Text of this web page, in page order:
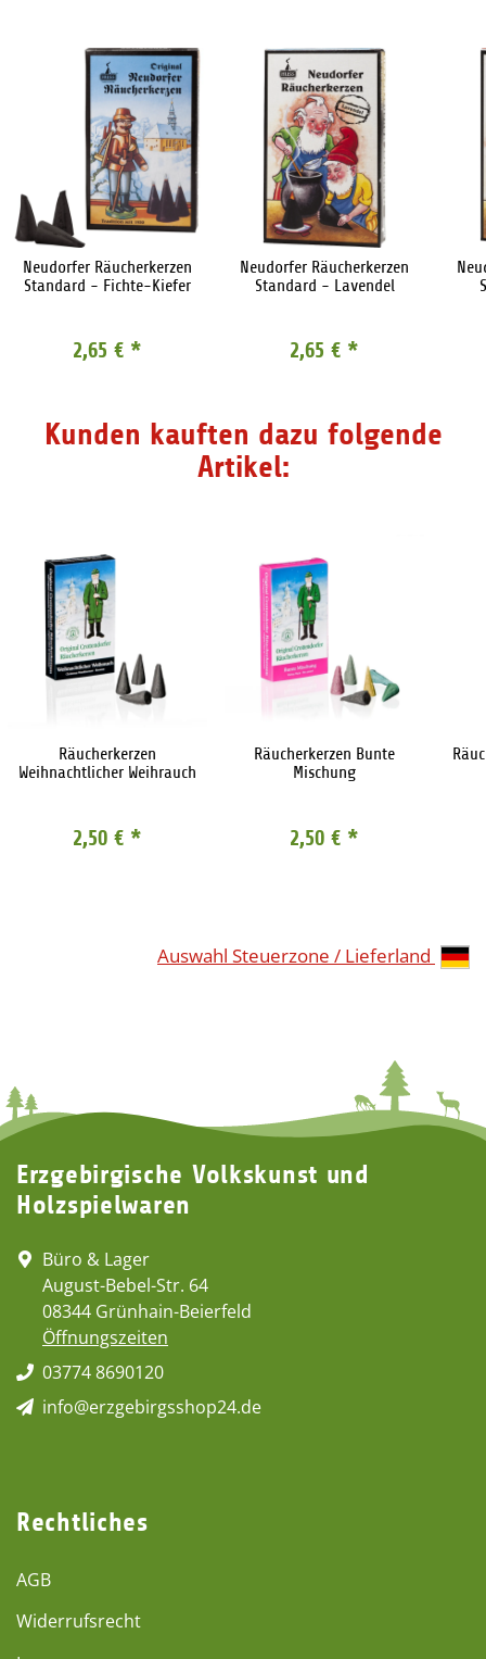
Neudorfer Räucherkerzen
Standard - Fichte-Kiefer
2,65 € *
Neudorfer Räucherkerzen
Standard - Lavendel
2,65 € *
Kunden kauften dazu folgende
Artikel:
Räucherkerzen
Weihnachtlicher Weihrauch
2,50 € *
Räucherkerzen Bunte
Mischung
2,50 € *
Auswahl Steuerzone / Lieferland
Erzgebirgische Volkskunst und
Holzspielwaren
Büro & Lager
August-Bebel-Str. 64
08344 Grünhain-Beierfeld
Öffnungszeiten
03774 8690120
info@erzgebirgsshop24.de
Rechtliches
AGB
Widerrufsrecht